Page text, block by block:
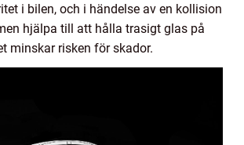
i bilen, och i händelse av en kollision
hjälpa till att hålla trasigt glas på
minskar risken för skador.